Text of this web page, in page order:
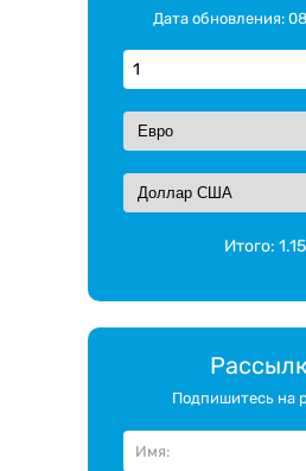
Дата обновления:
Итого:1.15
Подпишитесь на